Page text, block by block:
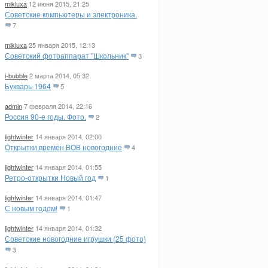
mikluxa 12 июня 2015, 21:25
Советские компьютеры и электроника.
7
mikluxa25 января 2015, 12:13
Советский фотоаппарат "Школьник" 3
i-bubble2 марта 2014, 05:32
Букварь-1964 5
admin7 февраля 2014, 22:16
Россия 90-е годы. Фото. 2
lightwinter 14 января 2014, 02:00
Открытки времен ВОВ новогодние 4
lightwinter 14 января 2014, 01:55
Ретро-открытки Новый год 1
lightwinter 14 января 2014, 01:47
С новым годом! 1
lightwinter 14 января 2014, 01:32
Советские новогодние игрушки (25 фото)
3